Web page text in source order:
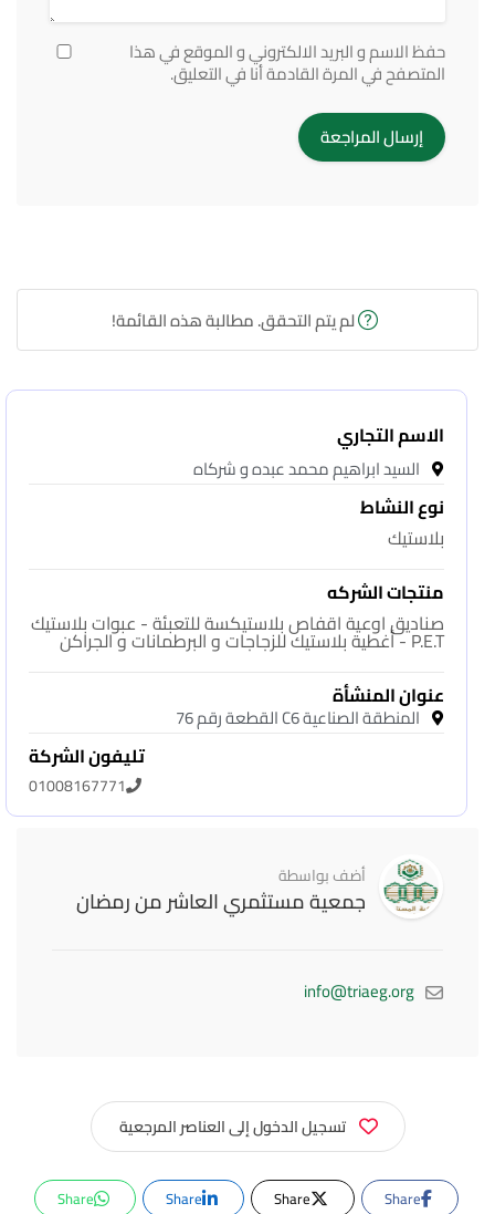
حفظ الاسم و البريد الالكتروني و الموقع في هذا
المتصفح في المرة القادمة أنا في التعليق.
لم يتم التحقق. مطالبة هذه القائمة!
الاسم التجاري
السيد ابراهيم محمد عبده و شركاه
نوع النشاط
بلاستيك
منتجات الشركه
صناديق اوعية اقفاص بلاستيكسة للتعبئة - عبوات بلاستيك
P.E.T - أغطية بلاستيك للزجاجات و البرطمانات و الجراكن
عنوان المنشأة
المنطقة الصناعية C6 القطعة رقم 76
تليفون الشركة
01008167771
أضف بواسطة
جمعية مستثمري العاشر من رمضان
info@triaeg.org
تسجيل الدخول إلى العناصر المرجعية
Share
Share
Share
Share